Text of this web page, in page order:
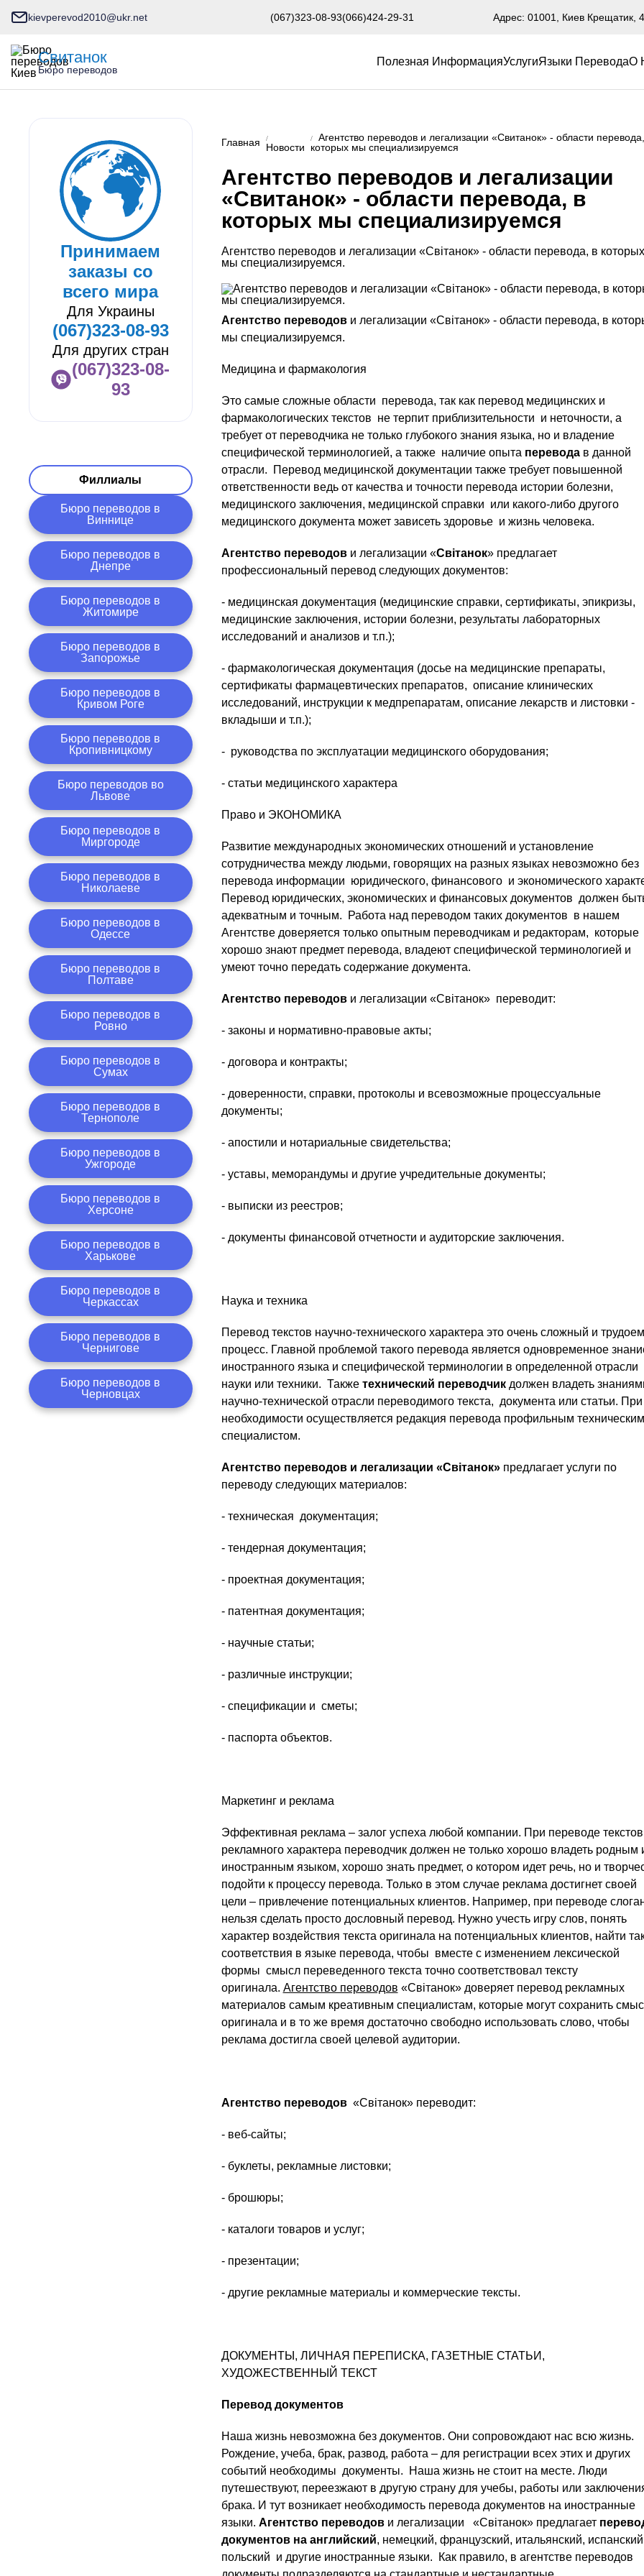
kievperevod2010@ukr.net (067)323-08-93(066)424-29-31 Адрес: 01001, Киев Крещатик,
Свитанок
Бюро переводов
Полезная ИнформацияУслугиЯзыки ПереводаО
Принимаем
заказы со
всего мира
Для Украины
(067)323-08-93
Для других стран
(067)323-08-
93
Филлиалы
Бюро переводов в
Виннице
Бюро переводов в
Днепре
Бюро переводов в
Житомире
Бюро переводов в
Запорожье
Бюро переводов в
Кривом Роге
Бюро переводов в
Кропивницкому
Бюро переводов во
Львове
Бюро переводов в
Миргороде
Бюро переводов в
Николаеве
Бюро переводов в
Одессе
Бюро переводов в
Полтаве
Бюро переводов в
Ровно
Бюро переводов в
Сумах
Бюро переводов в
Тернополе
Бюро переводов в
Ужгороде
Бюро переводов в
Херсоне
Бюро переводов в
Харькове
Бюро переводов в
Черкассах
Бюро переводов в
Чернигове
Бюро переводов в
Черновцах
Главная Новости
Агентство переводов и легализации «Свитанок» - области
которых мы специализируемся
Агентство переводов и легализации
«Свитанок» - области перевода, в
которых мы специализируемся
Агентство переводов и легализации «Світанок» - области перевода, в которых
мы специализируемся.
Агентство переводов и легализации «Світанок» - области перевода, в
мы специализируемся.
Медицина и фармакология
Это самые сложные области перевода, так как перевод медицинских и
фармакологических текстов не терпит приблизительности и неточности, а
требует от переводчика не только глубокого знания языка, но и владение
специфической терминологией, а также наличие опыта переводав данной
отрасли. Перевод медицинской документации также требует повышенной
ответственности ведь от качества и точности перевода истории болезни,
медицинского заключения, медицинской справки или какого-либо другого
медицинского документа может зависеть здоровье и жизнь человека.
Агентство переводов и легализации «Світанок» предлагает
профессиональный перевод следующих документов:
- медицинская документация (медицинские справки, сертификаты, эпикризы,
медицинские заключения, истории болезни, результаты лабораторных
исследований и анализов и т.п.);
- фармакологическая документация (досье на медицинские препараты,
сертификаты фармацевтических препаратов, описание клинических
исследований, инструкции к медпрепаратам, описание лекарств и листовки -
вкладыши и т.п.);
- руководства по эксплуатации медицинского оборудования;
- статьи медицинского характера
Право и ЭКОНОМИКА
Развитие международных экономических отношений и установление
сотрудничества между людьми, говорящих на разных языках невозможно без
перевода информации юридического, финансового и экономического
Перевод юридических, экономических и финансовых документов должен
адекватным и точным. Работа над переводом таких документов в нашем
Агентстве доверяется только опытным переводчикам и редакторам, которые
хорошо знают предмет перевода, владеют специфической терминологией и
умеют точно передать содержание документа.
Агентство переводов и легализации «Світанок» переводит:
- законы и нормативно-правовые акты;
- договора и контракты;
- доверенности, справки, протоколы и всевозможные процессуальные
документы;
- апостили и нотариальные свидетельства;
- уставы, меморандумы и другие учредительные документы;
- выписки из реестров;
- документы финансовой отчетности и аудиторские заключения.
Наука и техника
Перевод текстов научно-технического характера это очень сложный и
процесс. Главной проблемой такого перевода является одновременное
иностранного языка и специфической терминологии в определенной отрасли
науки или техники. Также технический переводчикдолжен владеть
научно-технической отрасли переводимого текста, документа или статьи. При
необходимости осуществляется редакция перевода профильным техническим
специалистом.
Агентство переводов и легализации «Світанок» предлагает услуги по
переводу следующих материалов:
- техническая документация;
- тендерная документация;
- проектная документация;
- патентная документация;
- научные статьи;
- различные инструкции;
- спецификации и сметы;
- паспорта объектов.
Маркетинг и реклама
Эффективная реклама – залог успеха любой компании. При переводе текстов
рекламного характера переводчик должен не только хорошо владеть родным
иностранным языком, хорошо знать предмет, о котором идет речь, но и
подойти к процессу перевода. Только в этом случае реклама достигнет своей
цели – привлечение потенциальных клиентов. Например, при переводе
нельзя сделать просто дословный перевод. Нужно учесть игру слов, понять
характер воздействия текста оригинала на потенциальных клиентов, найти
соответствия в языке перевода, чтобы вместе с изменением лексической
формы смысл переведенного текста точно соответствовал тексту
оригинала. Агентство переводов «Світанок» доверяет перевод рекламных
материалов самым креативным специалистам, которые могут сохранить
оригинала и в то же время достаточно свободно использовать слово, чтобы
реклама достигла своей целевой аудитории.
Агентство переводов «Світанок» переводит:
- веб-сайты;
- буклеты, рекламные листовки;
- брошюры;
- каталоги товаров и услуг;
- презентации;
- другие рекламные материалы и коммерческие тексты.
ДОКУМЕНТЫ, ЛИЧНАЯ ПЕРЕПИСКА, ГАЗЕТНЫЕ СТАТЬИ,
ХУДОЖЕСТВЕННЫЙ ТЕКСТ
Перевод документов
Наша жизнь невозможна без документов. Они сопровождают нас всю жизнь.
Рождение, учеба, брак, развод, работа – для регистрации всех этих и других
событий необходимы документы. Наша жизнь не стоит на месте. Люди
путешествуют, переезжают в другую страну для учебы, работы или
брака. И тут возникает необходимость перевода документов на иностранные
языки. Агентство переводови легализации «Світанок» предлагает
документов на английский, немецкий, французский, итальянский,
польский и другие иностранные языки. Как правило, в агентстве переводов